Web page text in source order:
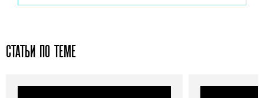
СТАТЬИ ПО ТЕМЕ